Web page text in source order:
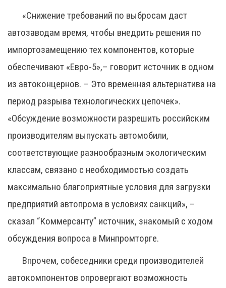
«Снижение требований по выбросам даст
автозаводам время, чтобы внедрить решения по
импортозамещению тех компонентов, которые
обеспечивают «Евро-5»,– говорит источник в одном
из автоконцернов. – Это временная альтернатива на
период разрыва технологических цепочек».
«Обсуждение возможности разрешить российским
производителям выпускать автомобили,
соответствующие разнообразным экологическим
классам, связано с необходимостью создать
максимально благоприятные условия для загрузки
предприятий автопрома в условиях санкций», –
сказал “Коммерсанту” источник, знакомый с ходом
обсуждения вопроса в Минпромторге.
Впрочем, собеседники среди производителей
автокомпонентов опровергают возможность